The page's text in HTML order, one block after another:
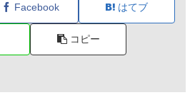
Facebook はてブ
コピー